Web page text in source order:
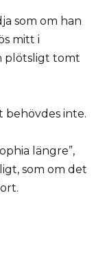
som om han
mitt i
plötsligt tomt
behövdes inte.
längre”,
som om det